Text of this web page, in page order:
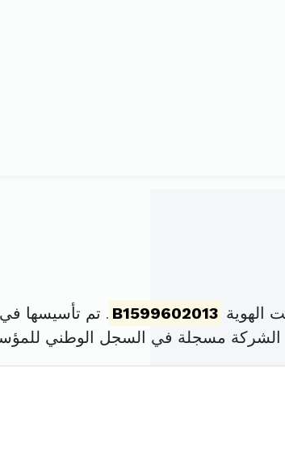
B1599602013 . تم تأسيسها في 3 ماي 2013 برأس مال قدره
الشركة مسجلة في السجل الوطني